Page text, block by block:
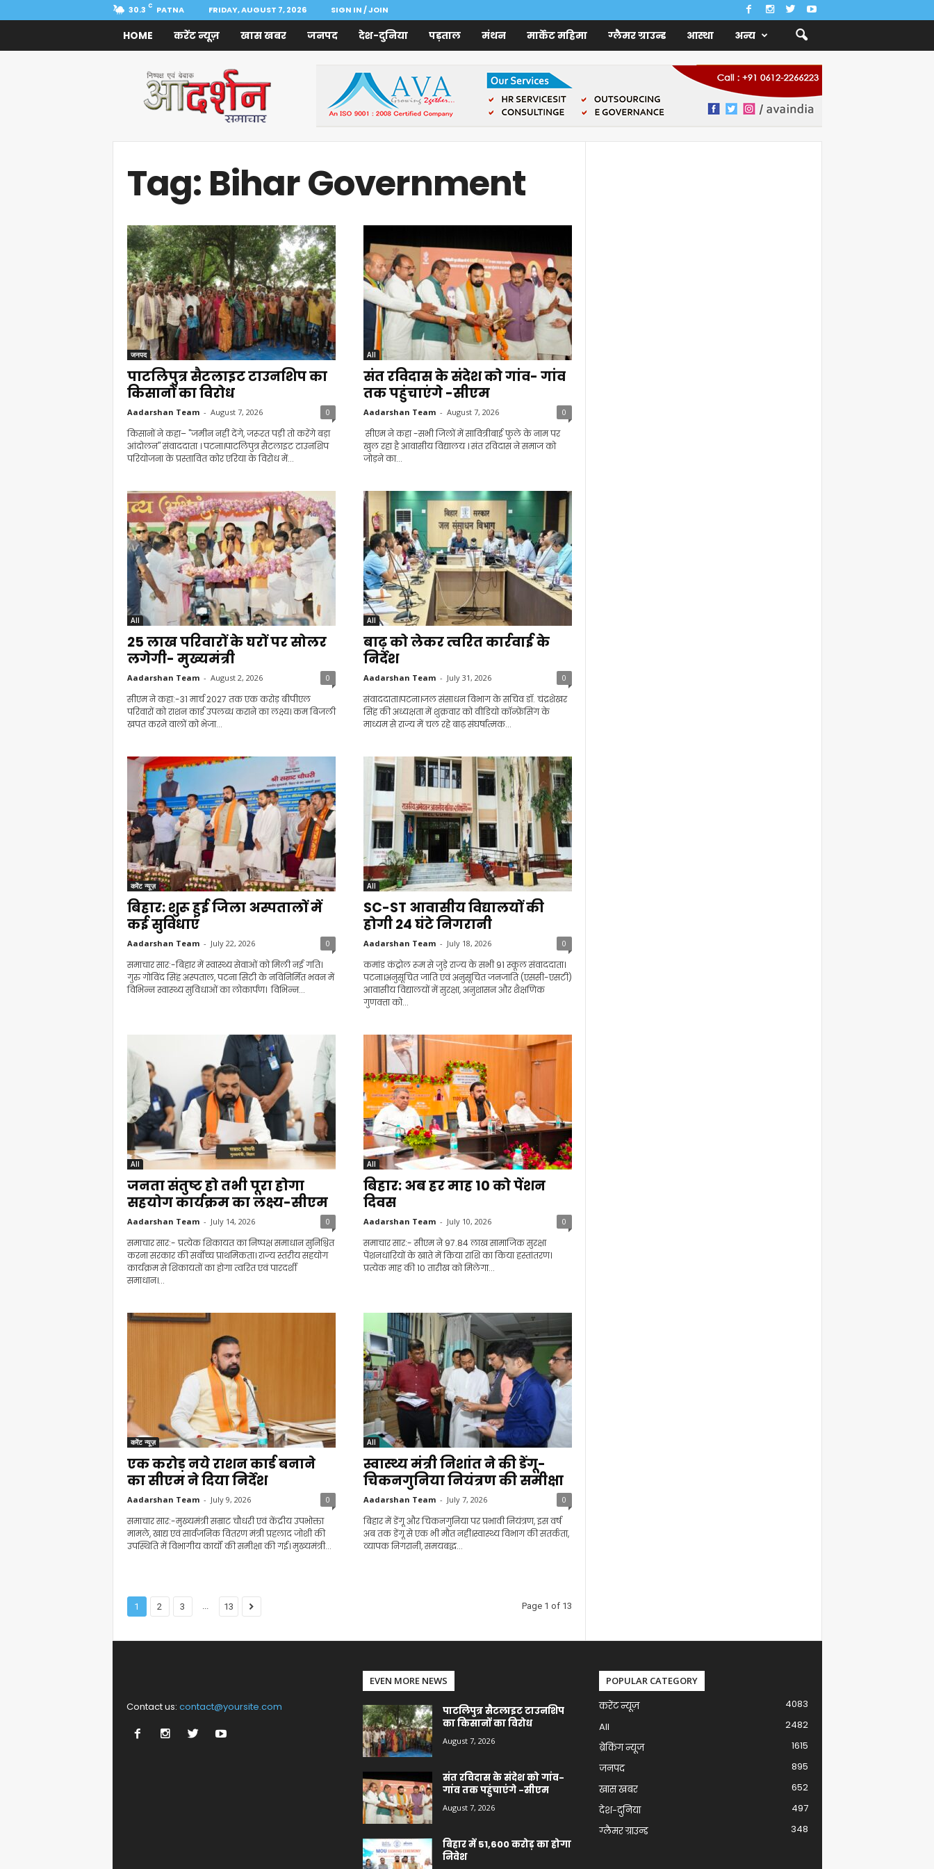
30.3 C PATNA FRIDAY, AUGUST 7, 2026 SIGN IN / JOIN
HOME करेंट न्यूज़ खास खबर जनपद देश-दुनिया पड़ताल मंथन मार्केट महिमा ग्लैमर ग्राउन्ड आस्था अन्य
Samachar
Tag: Bihar Government
जनपद
पाटलिपुत्र सैटलाइट टाउनशिप का
किसानों का विरोध
Aadarshan Team - August 7, 2026 0
किसानों ने कहा– "जमीन नहीं देंगे, जरूरत पड़ी तो करेंगे बड़ा
आंदोलन" संवाददाता । पटना।पाटलिपुत्र सैटलाइट टाउनशिप
परियोजना के प्रस्तावित कोर एरिया के विरोध में...
All
संत रविदास के संदेश को गांव- गांव
तक पहुंचाएंगे -सीएम
Aadarshan Team - August 7, 2026 0
सीएम ने कहा -सभी जिलों में सावित्रीबाई फुले के नाम पर
खुल रहा है आवासीय विद्यालय । संत रविदास ने समाज को
जोड़ने का...
All
25 लाख परिवारों के घरों पर सोलर
लगेगी- मुख्यमंत्री
Aadarshan Team - August 2, 2026 0
सीएम ने कहा:-31 मार्च 2027 तक एक करोड़ बीपीएल
परिवारों को राशन कार्ड उपलब्ध कराने का लक्ष्य। कम बिजली
खपत करने वालों को भेजा...
All
बाढ़ को लेकर त्वरित कार्रवाई के
निर्देश
Aadarshan Team - July 31, 2026 0
संवाददाता।पटना।जल संसाधन विभाग के सचिव डॉ. चंद्रशेखर
सिंह की अध्यक्षता में शुक्रवार को वीडियो कॉन्फ्रेंसिंग के
माध्यम से राज्य में चल रहे बाढ़ संघर्षात्मक...
करेंट न्यूज़
बिहार: शुरू हुई जिला अस्पतालों में
कई सुविधाएं
Aadarshan Team - July 22, 2026 0
समाचार सार:-बिहार में स्वास्थ्य सेवाओं को मिली नई गति।
गुरु गोविंद सिंह अस्पताल, पटना सिटी के नविनिर्मित भवन में
विभिन्न स्वास्थ्य सुविधाओं का लोकार्पण। विभिन्न...
All
SC-ST आवासीय विद्यालयों की
होगी 24 घंटे निगरानी
Aadarshan Team - July 18, 2026 0
कमांड कंट्रोल रूम से जुड़े राज्य के सभी 91 स्कूल संवाददाता।
पटना।अनुसूचित जाति एवं अनुसूचित जनजाति (एससी-एसटी)
आवासीय विद्यालयों में सुरक्षा, अनुशासन और शैक्षणिक
गुणवत्ता को...
All
जनता संतुष्ट हो तभी पूरा होगा
सहयोग कार्यक्रम का लक्ष्य-सीएम
Aadarshan Team - July 14, 2026 0
समाचार सार:- प्रत्येक शिकायत का निष्पक्ष समाधान सुनिश्चित
करना सरकार की सर्वोच्च प्राथमिकता। राज्य स्तरीय सहयोग
कार्यक्रम से शिकायतों का होगा त्वरित एवं पारदर्शी
समाधान।...
All
बिहार: अब हर माह 10 को पेंशन
दिवस
Aadarshan Team - July 10, 2026 0
समाचार सार:- सीएम ने 97.84 लाख सामाजिक सुरक्षा
पेंशनधारियों के खाते में किया राशि का किया हस्तांतरण।
प्रत्येक माह की 10 तारीख को मिलेगा...
करेंट न्यूज़
एक करोड़ नये राशन कार्ड बनाने
का सीएम ने दिया निर्देश
Aadarshan Team - July 9, 2026 0
समाचार सार:-मुख्यमंत्री सम्राट चौधरी एवं केंद्रीय उपभोक्ता
मामले, खाद्य एवं सार्वजनिक वितरण मंत्री प्रहलाद जोशी की
उपस्थिति में विभागीय कार्यों की समीक्षा की गई। मुख्यमंत्री...
All
स्वास्थ्य मंत्री निशांत ने की डेंगू-
चिकनगुनिया नियंत्रण की समीक्षा
Aadarshan Team - July 7, 2026 0
बिहार में डेंगू और चिकनगुनिया पर प्रभावी नियंत्रण, इस वर्ष
अब तक डेंगू से एक भी मौत नहीं।स्वास्थ्य विभाग की सतर्कता,
व्यापक निगरानी, समयबद्ध...
1 2 3 ... 13 Page 1 of 13
Contact us: contact@yoursite.com
EVEN MORE NEWS
पाटलिपुत्र सैटलाइट टाउनशिप
का किसानों का विरोध
August 7, 2026
संत रविदास के संदेश को गांव-
गांव तक पहुंचाएंगे -सीएम
August 7, 2026
बिहार में 51,600 करोड़ का होगा
निवेश
POPULAR CATEGORY
करेंट न्यूज़
4083
All
2482
ब्रेकिंग न्यूज
1615
जनपद
895
खास खबर
652
देश-दुनिया
497
ग्लैमर ग्राउन्ड
348